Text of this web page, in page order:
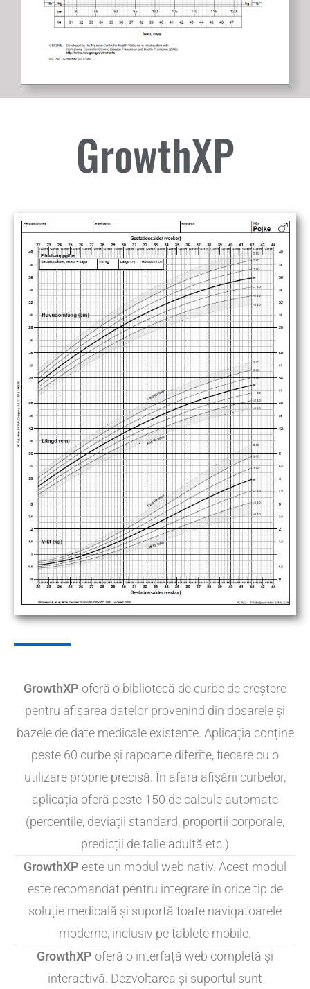
GrowthXP
GrowthXP oferă o bibliotecă de curbe de creștere
pentru afișarea datelor provenind din dosarele și
bazele de date medicale existente. Aplicația conține
peste 60 curbe și rapoarte diferite, fiecare cu o
utilizare proprie precisă. În afara afișării curbelor,
aplicația oferă peste 150 de calcule automate
(percentile, deviații standard, proporții corporale,
predicții de talie adultă etc.)
GrowthXP este un modul web nativ. Acest modul
este recomandat pentru integrare în orice tip de
soluție medicală și suportă toate navigatoarele
moderne, inclusiv pe tablete mobile.
GrowthXP oferă o interfață web completă și
interactivă. Dezvoltarea și suportul sunt